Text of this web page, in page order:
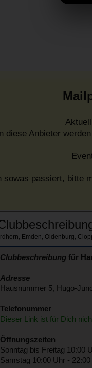
diese Anbieter
sowas passiert, bitte
Emden, Oldenburg,
Clubbeschreibung für
Adresse
Hausnummer 5, Hugo-
Telefonummer
Dieser Link ist für Dich
Öffnungszeiten
Sonntag bis Freitag 10:00
Samstag 10:00 Uhr -